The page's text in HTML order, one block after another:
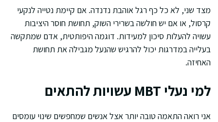
מצד שני, לא כל כף רגל אוהבת נדנדה. אם קיימת נטייה לנקעי
קרסול, או אם יש חולשה בשרירי השוק, תחושת חוסר היציבות
עשויה להעלות סיכון למעידות. דוגמה היפותטית, אדם שמתקשה
בעלייה במדרגות יכול להרגיש שהנעל מגבילה את תחושת
האחיזה.
למי נעלי MBT עשויות להתאים
אני רואה התאמה טובה יותר אצל אנשים שמחפשים שינוי עומסים